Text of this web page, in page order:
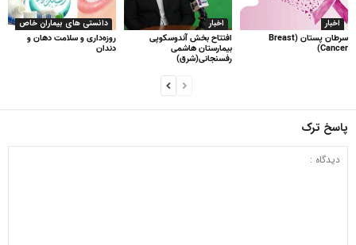
دانستی های بیماران خاص
روزه‌داری و سلامت دهان و
دندان
اخبار
افتتاح بخش آندوسکوپی
بیمارستان هاشمی
رفسنجانی(شرق)
اخبار
سرطان پستان (Breast
Cancer)
پاسخ ترک